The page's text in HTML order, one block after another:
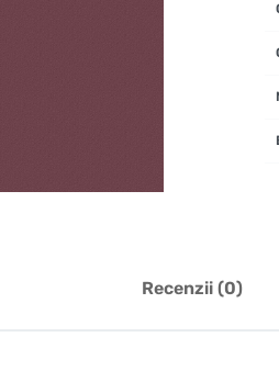
Recenzii (0)